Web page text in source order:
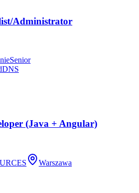
Administrator
Senior
DNS
(Java + Angular)
Warszawa